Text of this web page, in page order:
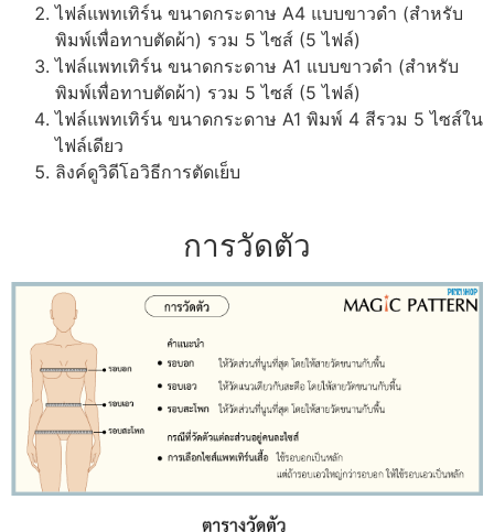
ไฟล์แพทเทิร์น ขนาดกระดาษ A4 แบบขาวดำ (สำหรับ
พิมพ์เพื่อทาบตัดผ้า) รวม 5 ไซส์ (5 ไฟล์)
ไฟล์แพทเทิร์น ขนาดกระดาษ A1 แบบขาวดำ (สำหรับ
พิมพ์เพื่อทาบตัดผ้า) รวม 5 ไซส์ (5 ไฟล์)
ไฟล์แพทเทิร์น ขนาดกระดาษ A1 พิมพ์ 4 สีรวม 5 ไซส์ใน
ไฟล์เดียว
ลิงค์ดูวิดีโอวิธีการตัดเย็บ
การวัดตัว